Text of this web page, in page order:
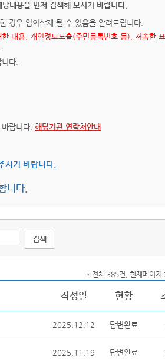
내용을 먼저 검색해 보시기 바랍니다.
경우 임의삭제 될 수 있음을 알려드립니다.
내용, 개인정보노출(주민등록번호 등), 저속한
다.
랍니다. 해당기관 연락처안내
시기 바랍니다.
니다.
* 전체 385건, 현재페이지
작성일 현황
2025.12.12 답변완료
2025.11.19 답변완료